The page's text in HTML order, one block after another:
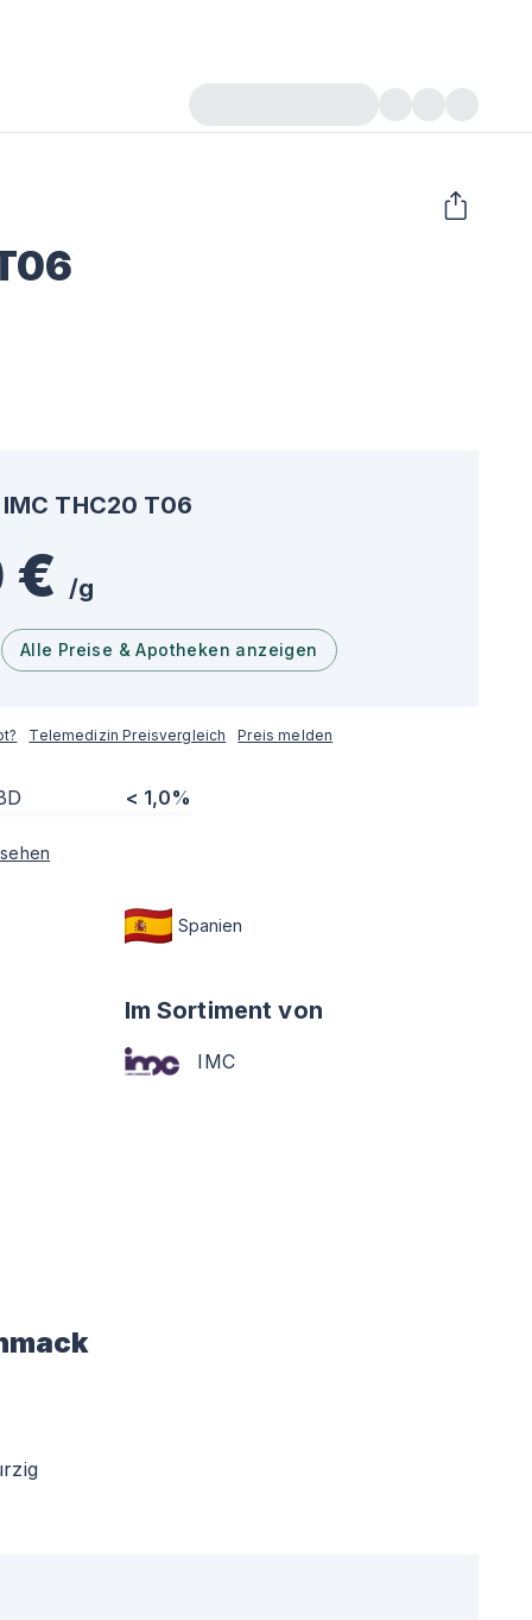
IMC THC20 T06
€ /g
Alle Preise & Apotheken anzeigen
Telemedizin Preisvergleich Preis melden
< 1,0%
Spanien
Im Sortiment von
IMC